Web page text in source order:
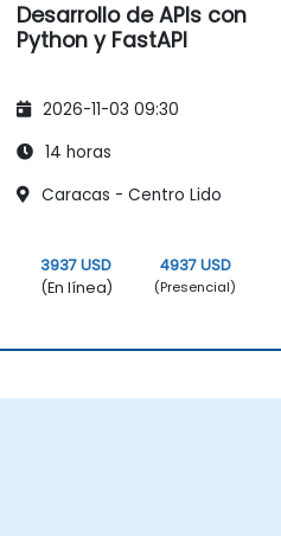
Desarrollo de APIs con
Python y FastAPI
2026-11-03 09:30
14 horas
Caracas - Centro Lido
3937 USD
(En línea)
4937 USD
(Presencial)